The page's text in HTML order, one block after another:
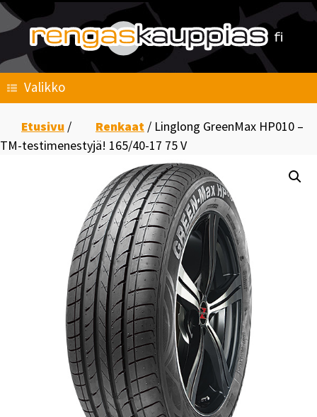
Skip
content
Valikko
Etusivu / Renkaat / Linglong GreenMax HP010 –
TM-testimenestyjä! 165/40-17 75 V